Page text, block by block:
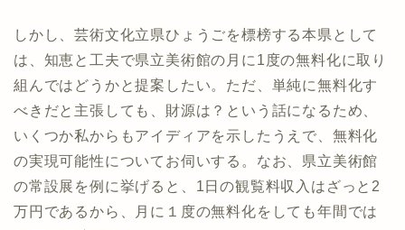
しかし、芸術文化立県ひょうごを標榜する本県として
は、知恵と工夫で県立美術館の月に1度の無料化に取り
組んではどうかと提案したい。ただ、単純に無料化す
べきだと主張しても、財源は？という話になるため、
いくつか私からもアイディアを示したうえで、無料化
の実現可能性についてお伺いする。なお、県立美術館
の常設展を例に挙げると、1日の観覧料収入はざっと2
万円であるから、月に１度の無料化をしても年間では